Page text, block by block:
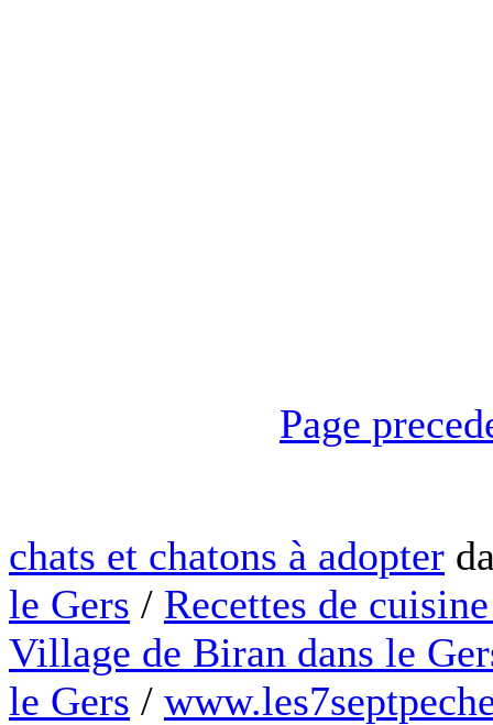
Page
chats et chatons à adopter
le Gers / Recettes de
Village de Biran dans le
le Gers /